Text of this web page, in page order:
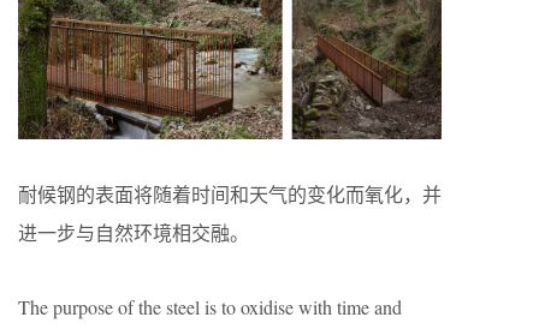
耐候钢的表面将随着时间和天气的变化而氧化，并
进一步与自然环境相交融。
The purpose of the steel is to oxidise with time and